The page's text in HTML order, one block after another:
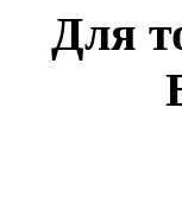
Для